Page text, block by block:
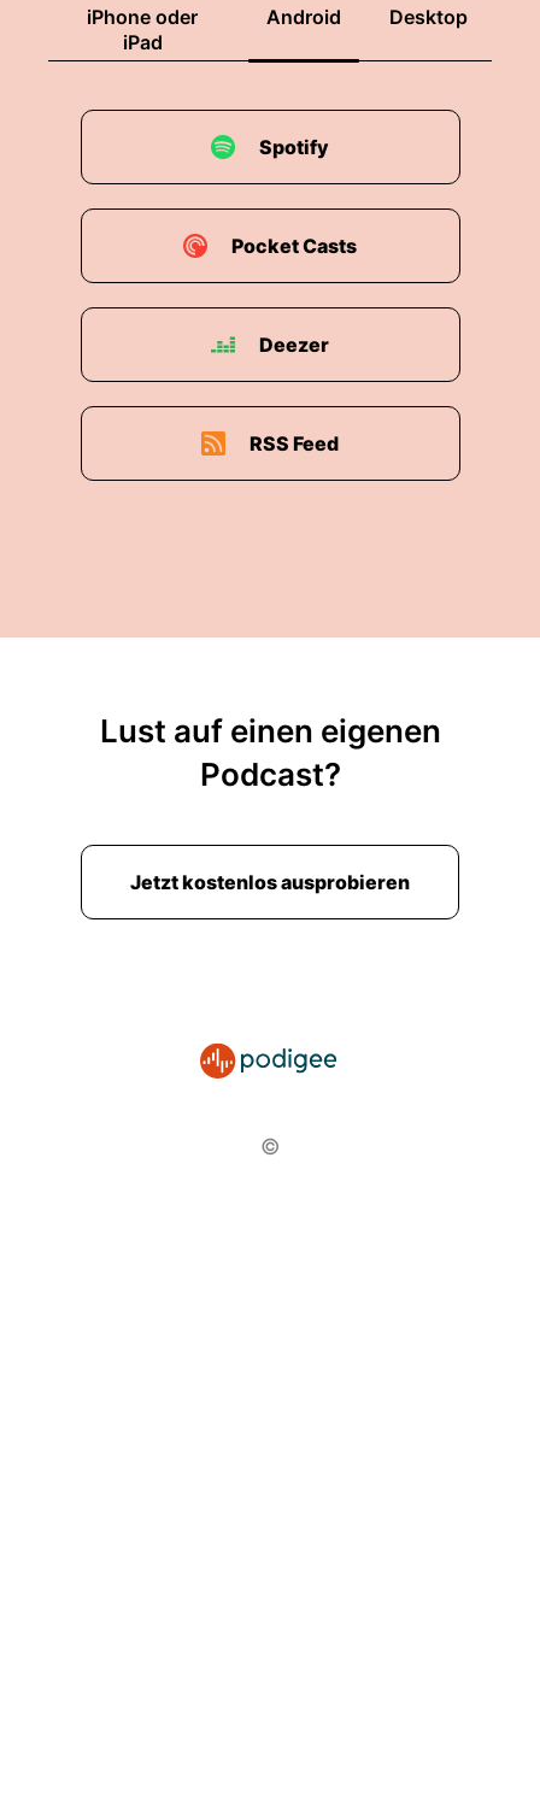
iPhone oder
iPad
Android Desktop
Spotify
Pocket Casts
Deezer
RSS Feed
Lust auf einen eigenen
Podcast?
Jetzt kostenlos ausprobieren
©